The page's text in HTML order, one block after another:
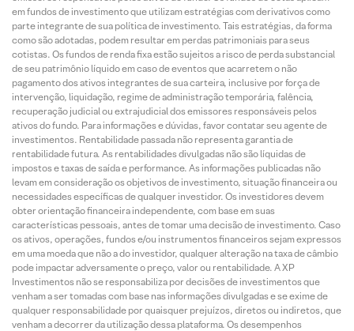
em fundos de investimento que utilizam estratégias com derivativos como
parte integrante de sua política de investimento. Tais estratégias, da forma
como são adotadas, podem resultar em perdas patrimoniais para seus
cotistas. Os fundos de renda fixa estão sujeitos a risco de perda substancial
de seu patrimônio líquido em caso de eventos que acarretem o não
pagamento dos ativos integrantes de sua carteira, inclusive por força de
intervenção, liquidação, regime de administração temporária, falência,
recuperação judicial ou extrajudicial dos emissores responsáveis pelos
ativos do fundo. Para informações e dúvidas, favor contatar seu agente de
investimentos. Rentabilidade passada não representa garantia de
rentabilidade futura. As rentabilidades divulgadas não são líquidas de
impostos e taxas de saída e performance. As informações publicadas não
levam em consideração os objetivos de investimento, situação financeira ou
necessidades específicas de qualquer investidor. Os investidores devem
obter orientação financeira independente, com base em suas
características pessoais, antes de tomar uma decisão de investimento. Caso
os ativos, operações, fundos e/ou instrumentos financeiros sejam expressos
em uma moeda que não a do investidor, qualquer alteração na taxa de câmbio
pode impactar adversamente o preço, valor ou rentabilidade. A XP
Investimentos não se responsabiliza por decisões de investimentos que
venham a ser tomadas com base nas informações divulgadas e se exime de
qualquer responsabilidade por quaisquer prejuízos, diretos ou indiretos, que
venham a decorrer da utilização dessa plataforma. Os desempenhos